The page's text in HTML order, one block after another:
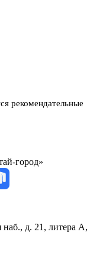
рекомендательные
город»
наб., д. 21, литера А,